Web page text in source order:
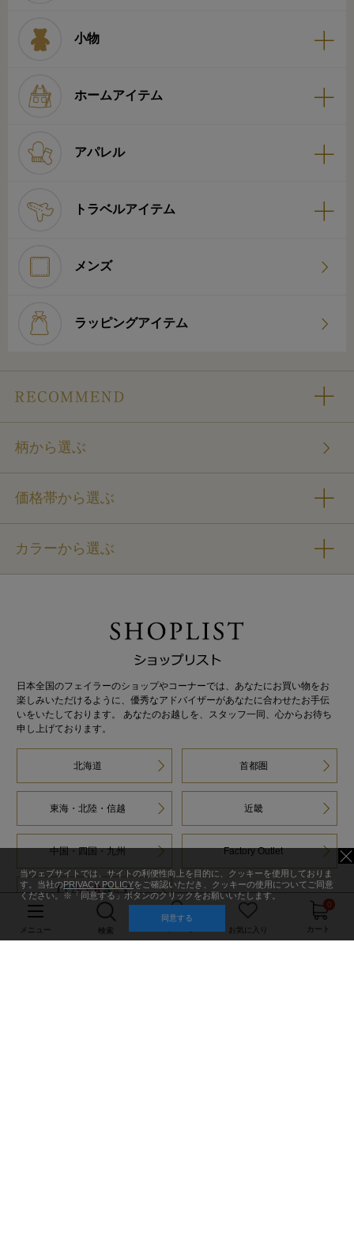
小物
ホームアイテム
アパレル
トラベルアイテム
メンズ
ラッピングアイテム
柄から選ぶ
価格帯から選ぶ
カラーから選ぶ
日本全国のフェイラーのショップやコーナーでは、あなたにお買い物をお
楽しみいただけるように、優秀なアドバイザーがあなたに合わせたお手伝
いをいたしております。 あなたのお越しを、スタッフ一同、心からお待ち
申し上げております。
北海道 首都圏
東海・北陸・信越 近畿
中国・四国・九州 Factory Outlet
メニュー 検索 お気に入り
0
カート
当ウェブサイトでは、サイトの利便性向上を目的に、クッキーを使用しておりま
す。当社のPRIVACY POLICYをご確認いただき、クッキーの使用についてご同意
ください。※「同意する」ボタンのクリックをお願いいたします。
同意する